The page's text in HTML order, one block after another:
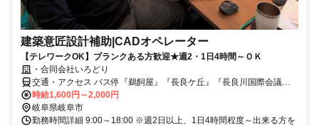
建築意匠設計補助|CADオペレーター
【テレワークOK】ブランクある方歓迎★週2・1日4時間～ＯＫ
・合同会社いろどり
交通・アクセス バス停『鵜飼屋』『長良ケ丘』『長良川国際会議場
北口』徒歩５分
時給1,600円～2,000円
岐阜県岐阜市
勤務時間詳細 9:00～18:00 ※週2日以上、1日4時間程度～出来る方を